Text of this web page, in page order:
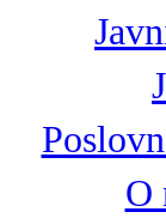
O